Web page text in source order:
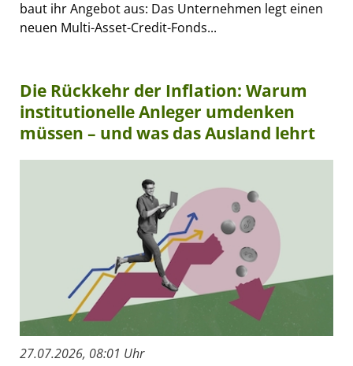
baut ihr Angebot aus: Das Unternehmen legt einen
neuen Multi-Asset-Credit-Fonds...
Die Rückkehr der Inflation: Warum
institutionelle Anleger umdenken
müssen – und was das Ausland lehrt
27.07.2026, 08:01 Uhr